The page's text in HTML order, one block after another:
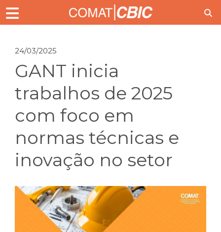
24/03/2025
GANT inicia
trabalhos de 2025
com foco em
normas técnicas e
inovação no setor